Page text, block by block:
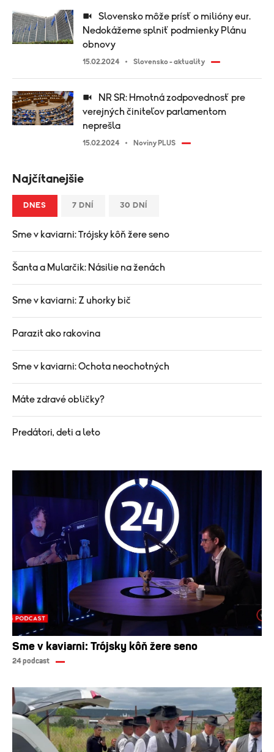
Nedokážeme splniť podmienky Plánu
obnovy
15.02.2024 Slovensko - aktuality
verejných činiteľov parlamentom
neprešla
15.02.2024 Noviny PLUS
Najčítanejšie
DNES 7 DNÍ 30 DNÍ
Sme v kaviarni: Trójsky kôň žere seno
Šanta a Mularčik: Násilie na ženách
Sme v kaviarni: Z uhorky bič
Parazit ako rakovina
Sme v kaviarni: Ochota neochotných
Máte zdravé obličky?
Predátori, deti a leto
Sme v kaviarni: Trójsky kôň žere seno
24 podcast